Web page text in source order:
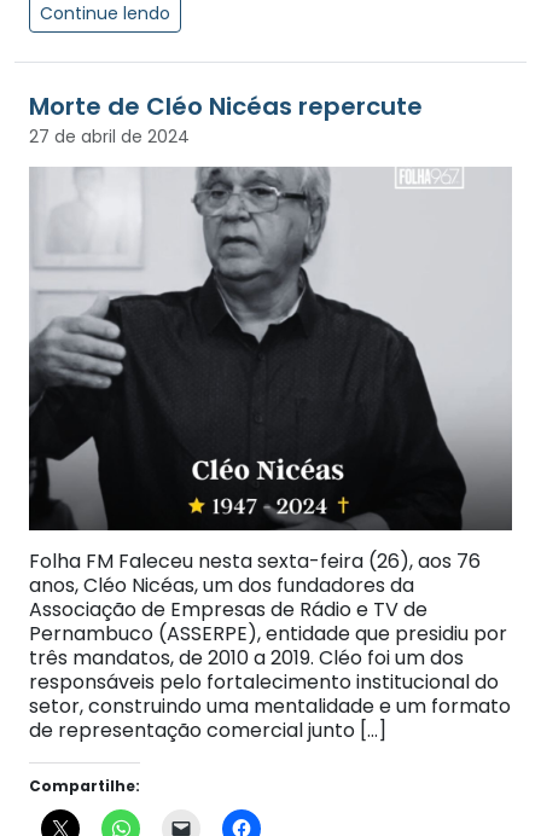
Continue lendo
Morte de Cléo Nicéas repercute
27 de abril de 2024
Folha FM Faleceu nesta sexta-feira (26), aos 76
anos, Cléo Nicéas, um dos fundadores da
Associação de Empresas de Rádio e TV de
Pernambuco (ASSERPE), entidade que presidiu por
três mandatos, de 2010 a 2019. Cléo foi um dos
responsáveis pelo fortalecimento institucional do
setor, construindo uma mentalidade e um formato
de representação comercial junto […]
Compartilhe: